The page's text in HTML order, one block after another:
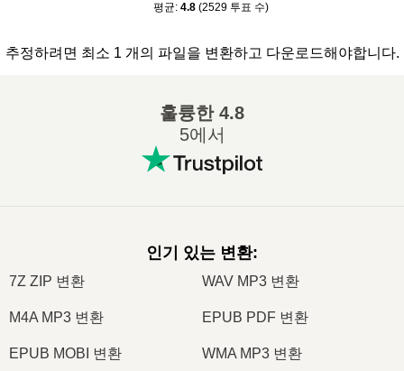
평균: 4.8 (2529 투표 수)
추정하려면 최소 1 개의 파일을 변환하고 다운로드해야합니다.
훌륭한4.8
5에서
인기 있는 변환:
7Z ZIP 변환 WAV MP3 변환
M4A MP3 변환 EPUB PDF 변환
EPUB MOBI 변환 WMA MP3 변환